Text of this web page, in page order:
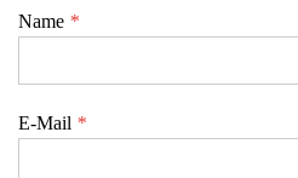
Name *
E-Mail *